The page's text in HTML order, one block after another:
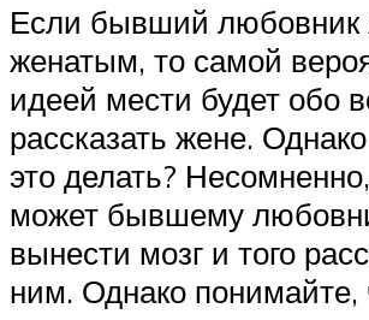
Если бывший любовник
женатым, то самой
идеей мести будет обо
рассказать жене.
это делать?
может бывшему
вынести мозг и того
ним. Однако понимайте,